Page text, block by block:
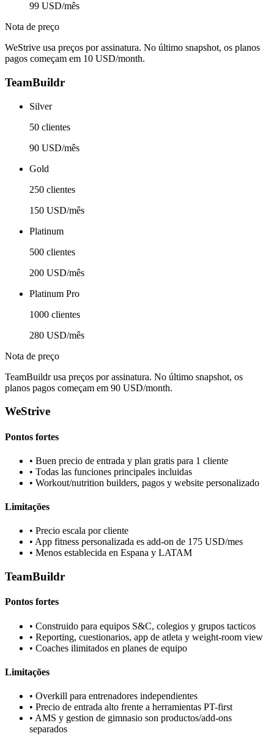
99 USD/mês
Nota de preço
WeStrive usa preços por assinatura. No último snapshot, os planos
pagos começam em 10 USD/month.
TeamBuildr
Silver
50 clientes
90 USD/mês
Gold
250 clientes
150 USD/mês
Platinum
500 clientes
200 USD/mês
Platinum Pro
1000 clientes
280 USD/mês
Nota de preço
TeamBuildr usa preços por assinatura. No último snapshot, os
planos pagos começam em 90 USD/month.
WeStrive
Pontos fortes
• Buen precio de entrada y plan gratis para 1 cliente
• Todas las funciones principales incluidas
• Workout/nutrition builders, pagos y website personalizado
Limitações
• Precio escala por cliente
• App fitness personalizada es add-on de 175 USD/mes
• Menos establecida en Espana y LATAM
TeamBuildr
Pontos fortes
• Construido para equipos S&C, colegios y grupos tacticos
• Reporting, cuestionarios, app de atleta y weight-room view
• Coaches ilimitados en planes de equipo
Limitações
• Overkill para entrenadores independientes
• Precio de entrada alto frente a herramientas PT-first
• AMS y gestion de gimnasio son productos/add-ons
separados